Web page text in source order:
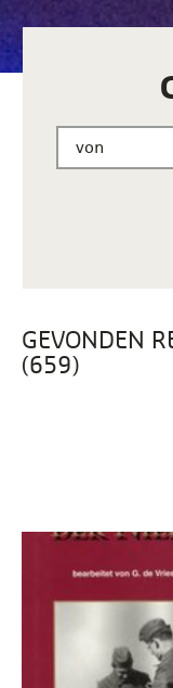
GEVONDEN
(659)
boek (659)